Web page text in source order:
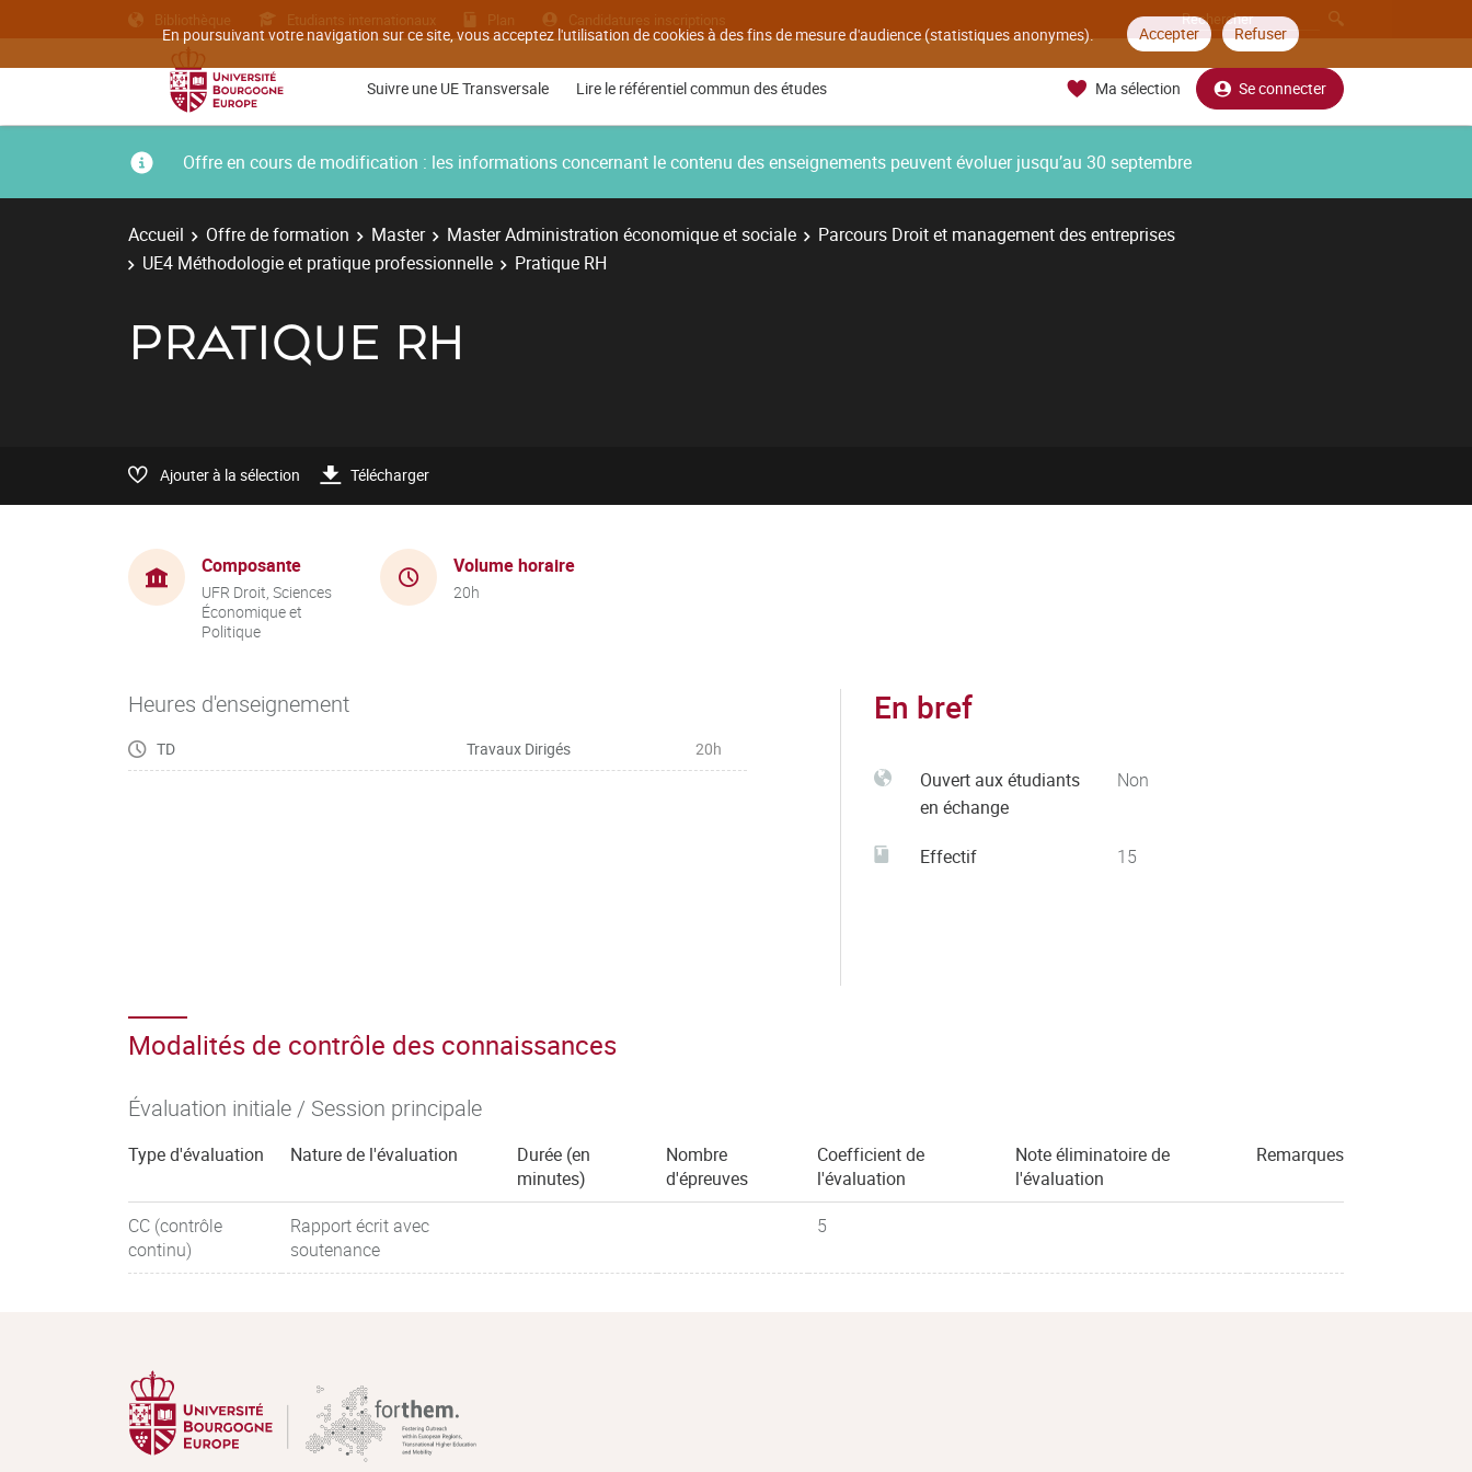
En poursuivant votre navigation sur ce site, vous acceptez l'utilisation de cookies à des fins de mesure d'audience (statistiques anonymes). Accepter Refuser
Bibliothèque Etudiants internationaux Plan Candidatures inscriptions
Suivre une UE Transversale Lire le référentiel commun des études Ma sélection Se connecter
Offre en cours de modification : les informations concernant le contenu des enseignements peuvent évoluer jusqu’au 30 septembre
Accueil Offre de formation Master Master Administration économique et sociale
Parcours Droit et management des entreprises
UE4 Méthodologie et pratique professionnelle
Pratique RH
PRATIQUE RH
Ajouter à la sélection Télécharger
Composante
UFR Droit, Sciences
Économique et
Politique
Volume horaire
20h
Heures d'enseignement
TD Travaux Dirigés 20h
En bref
Ouvert aux étudiants
en échange
Non
Effectif 15
Modalités de contrôle des connaissances
Évaluation initiale / Session principale
Type d'évaluation Nature de l'évaluation
Durée (en
minutes)
Nombre
d'épreuves
Coefficient de
l'évaluation
Note éliminatoire de
l'évaluation
Remarques
CC (contrôle
continu)
Rapport écrit avec
soutenance
5